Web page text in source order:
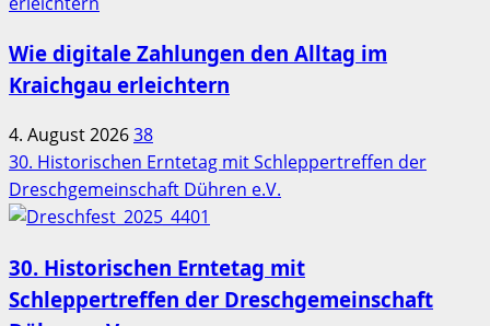
Wie digitale Zahlungen den Alltag im
Kraichgau erleichtern
4. August 202638
30. Historischen Erntetag mit Schleppertreffen der
Dreschgemeinschaft Dühren e.V.
30. Historischen Erntetag mit
Schleppertreffen der Dreschgemeinschaft